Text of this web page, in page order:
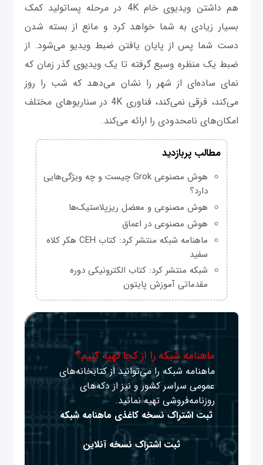
هم داشتن ویدیوی خام 4K در مرحله پساتولید کمک
بسیار زیادی به شما خواهد کرد و مانع از بسته‌ شدن
دست شما پس از پایان یافتن ضبط ویدیو می‌شود. از
ضبط یک منظره وسیع گرفته تا یک ویدیوی گذر زمان که
نمای ساده‌ای از شهر را نشان می‌دهد که شب را روز
می‌کند، فرقی نمی‌کند، فناوری 4K در سناریوهای مختلف
امکان‌های نامحدودی را ارائه می‌کند.
مطالب پربازدید
هوش مصنوعی Grok چیست و چه ویژگی‌هایی
دارد؟
هوش مصنوعی و معضل ریزپلاستیک‌ها
هوش مصنوعی در اعماق
ماهنامه شبکه منتشر کرد: کتاب CEH هکر کلاه
سفید
شبکه منتشر کرد: کتاب الکترونیکی دوره
مقدماتی آموزش پایتون
ماهنامه شبکه را از کجا تهیه کنیم؟
ماهنامه شبکه را می‌توانید از کتابخانه‌های
عمومی سراسر کشور و نیز از دکه‌های
روزنامه‌فروشی تهیه نمائید.
ثبت اشتراک نسخه کاغذی ماهنامه شبکه
ثبت اشتراک نسخه آنلاین